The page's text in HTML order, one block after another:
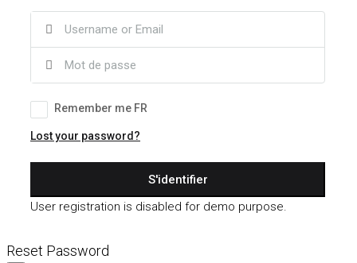
Remember me FR
Lost your password?
S'identifier
User registration is disabled for demo purpose.
Reset Password